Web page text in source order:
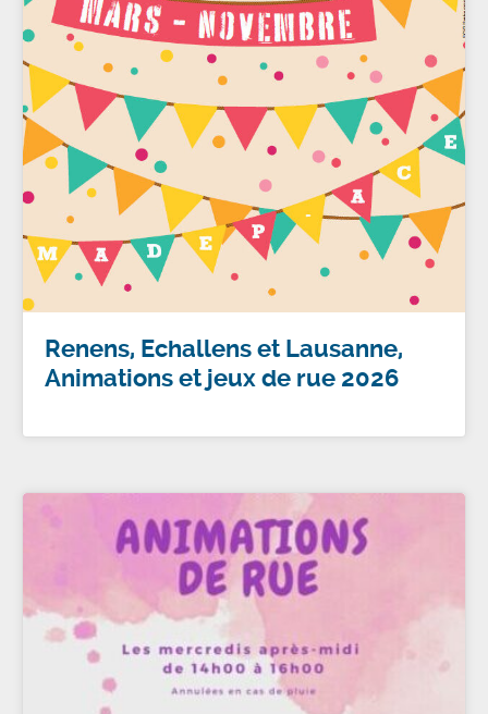
Renens, Echallens et Lausanne,
Animations et jeux de rue 2026